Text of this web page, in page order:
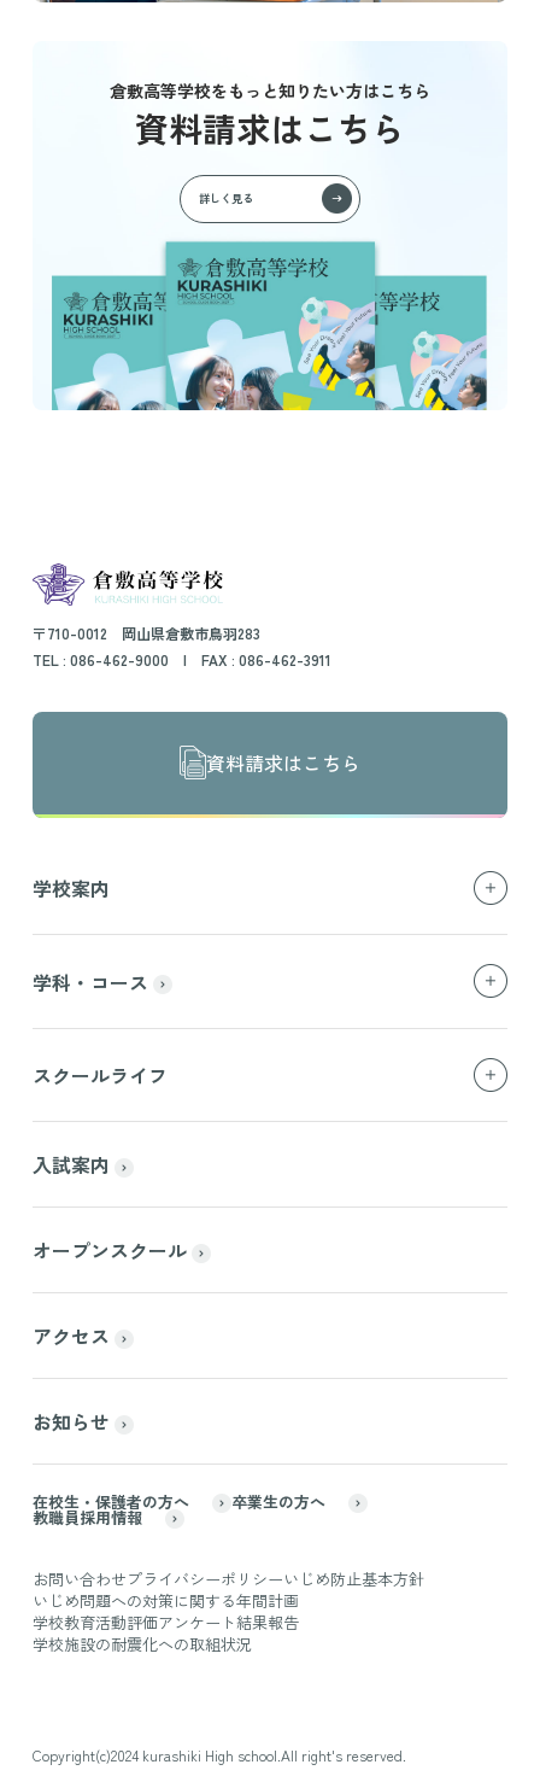
倉敷高等学校をもっと知りたい方はこちら
資料請求はこちら
詳しく見る
〒710-0012 岡山県倉敷市鳥羽283
TEL : 086-462-9000 | FAX : 086-462-3911
資料請求はこちら
学校案内
学科・コース
スクールライフ
入試案内
オープンスクール
アクセス
お知らせ
在校生・保護者の方へ 卒業生の方へ
教職員採用情報
お問い合わせプライバシーポリシーいじめ防止基本方針
いじめ問題への対策に関する年間計画
学校教育活動評価アンケート結果報告
学校施設の耐震化への取組状況
Copyright(c)2024 kurashiki High school.All right's reserved.